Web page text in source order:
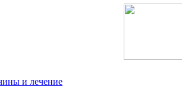
и лечение